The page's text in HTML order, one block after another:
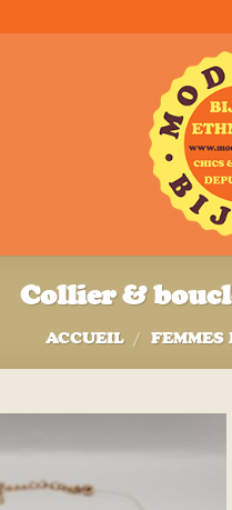
Collier &
ACCUEIL / FEMMES